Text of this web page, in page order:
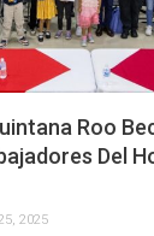
Roo
Del
2025